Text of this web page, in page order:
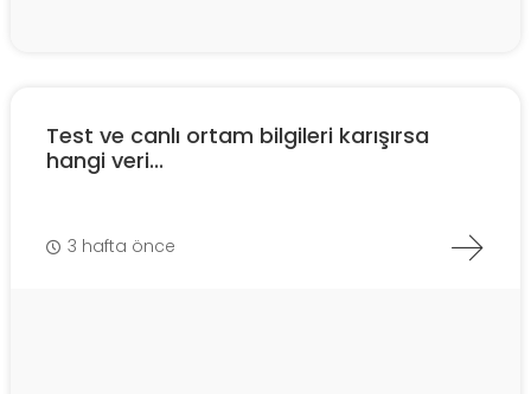
Test ve canlı ortam bilgileri karışırsa
hangi veri...
3 hafta önce